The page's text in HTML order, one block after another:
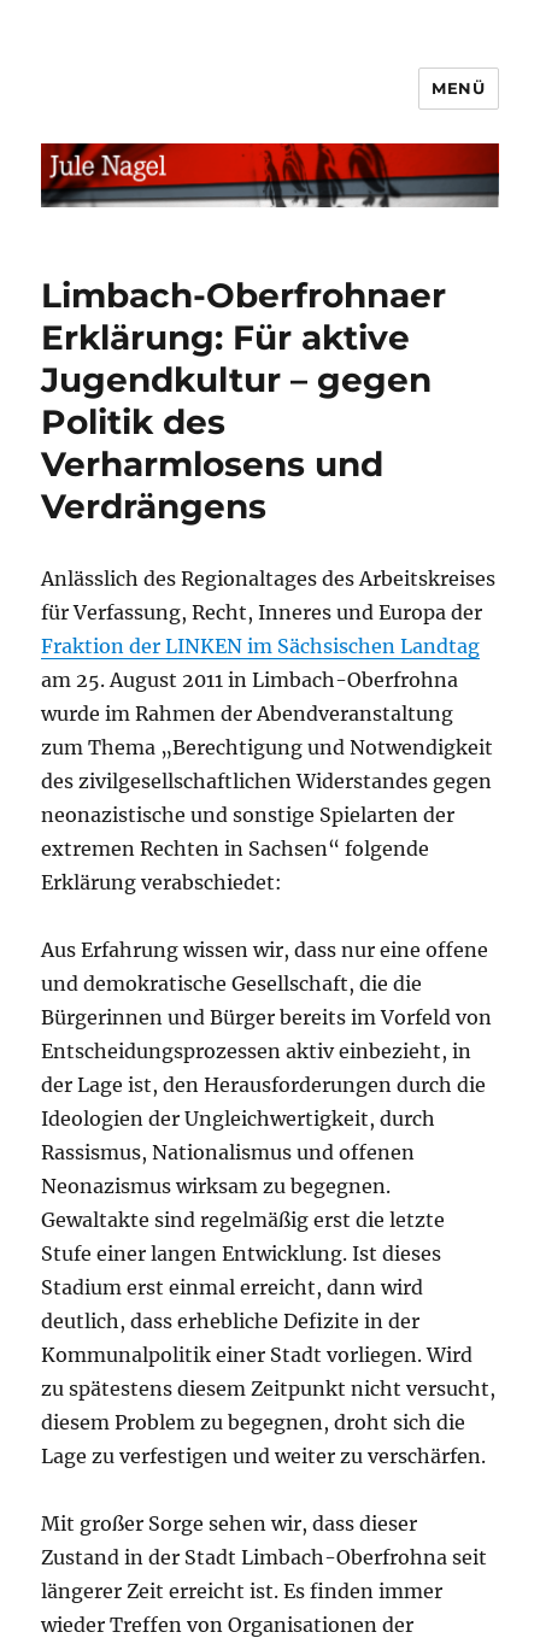
MENÜ
Limbach-Oberfrohnaer
Erklärung: Für aktive
Jugendkultur – gegen
Politik des
Verharmlosens und
Verdrängens
Anlässlich des Regionaltages des Arbeitskreises
für Verfassung, Recht, Inneres und Europa der
Fraktion der LINKEN im Sächsischen Landtag
am 25. August 2011 in Limbach-Oberfrohna
wurde im Rahmen der Abendveranstaltung
zum Thema „Berechtigung und Notwendigkeit
des zivilgesellschaftlichen Widerstandes gegen
neonazistische und sonstige Spielarten der
extremen Rechten in Sachsen“ folgende
Erklärung verabschiedet:
Aus Erfahrung wissen wir, dass nur eine offene
und demokratische Gesellschaft, die die
Bürgerinnen und Bürger bereits im Vorfeld von
Entscheidungsprozessen aktiv einbezieht, in
der Lage ist, den Herausforderungen durch die
Ideologien der Ungleichwertigkeit, durch
Rassismus, Nationalismus und offenen
Neonazismus wirksam zu begegnen.
Gewaltakte sind regelmäßig erst die letzte
Stufe einer langen Entwicklung. Ist dieses
Stadium erst einmal erreicht, dann wird
deutlich, dass erhebliche Defizite in der
Kommunalpolitik einer Stadt vorliegen. Wird
zu spätestens diesem Zeitpunkt nicht versucht,
diesem Problem zu begegnen, droht sich die
Lage zu verfestigen und weiter zu verschärfen.
Mit großer Sorge sehen wir, dass dieser
Zustand in der Stadt Limbach-Oberfrohna seit
längerer Zeit erreicht ist. Es finden immer
wieder Treffen von Organisationen der